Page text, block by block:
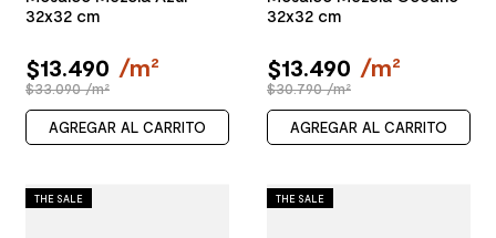
32x32 cm
$13.490 /m²
$33.090 /m²
AGREGAR AL CARRITO
32x32 cm
$13.490 /m²
$30.790 /m²
AGREGAR AL CARRITO
THE SALE THE SALE